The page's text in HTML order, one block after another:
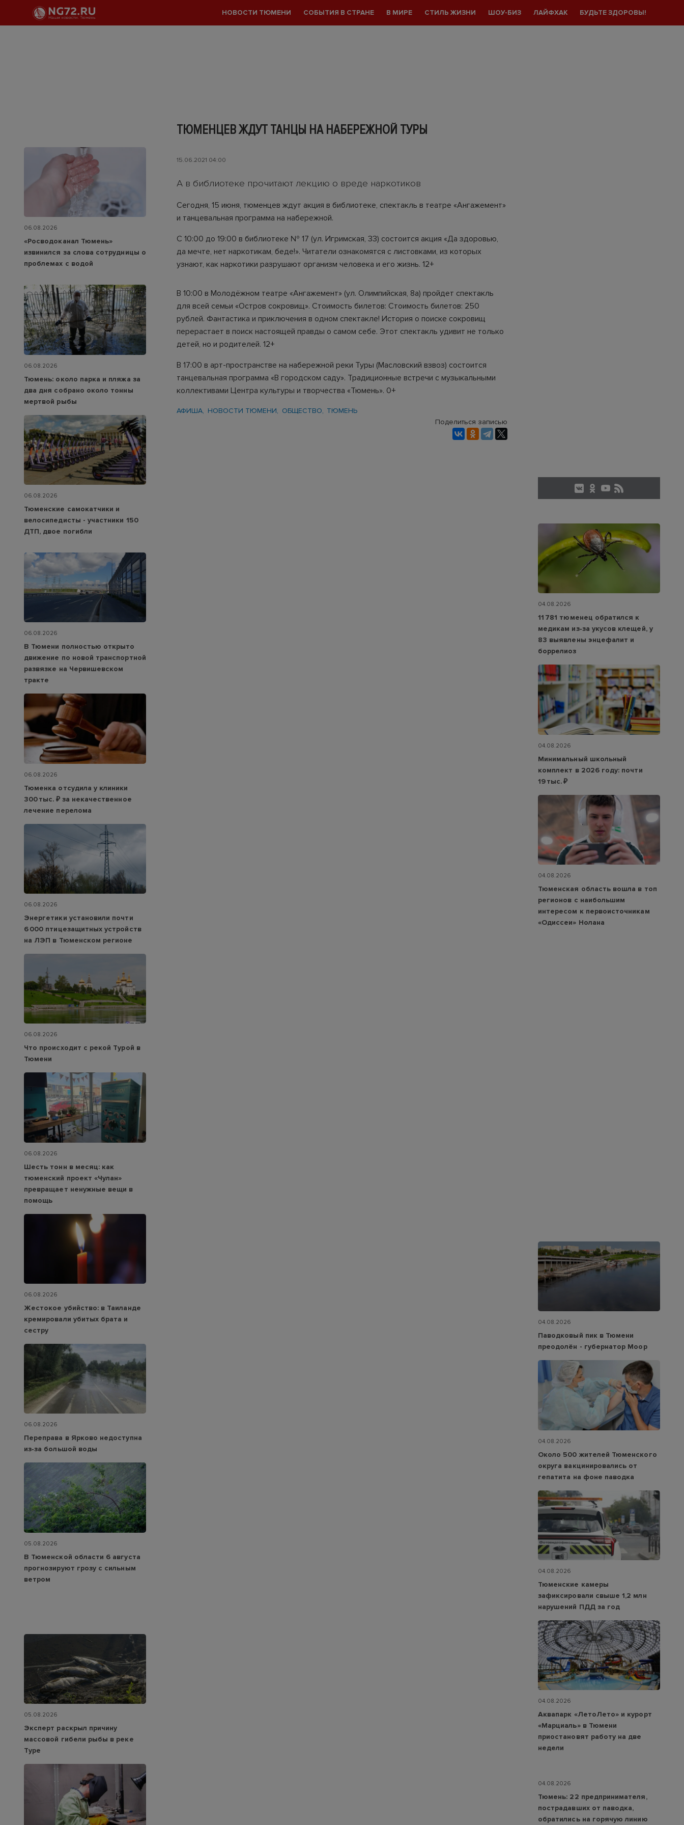
НОВОСТИ ТЮМЕНИ СОБЫТИЯ В СТРАНЕ В МИРЕ СТИЛЬ ЖИЗНИ ШОУ-БИЗ ЛАЙФХАК БУДЬТЕ ЗДОРОВЫ!
ТЮМЕНЦЕВ ЖДУТ ТАНЦЫ НА НАБЕРЕЖНОЙ ТУРЫ
15.06.2021 04:00
А в библиотеке прочитают лекцию о вреде наркотиков
Сегодня, 15 июня, тюменцев ждут акция в библиотеке, спектакль в театре «Ангажемент»
и танцевальная программа на набережной.
С 10:00 до 19:00 в библиотеке № 17 (ул. Игримская, 33) состоится акция «Да здоровью,
да мечте, нет наркотикам, беде!». Читатели ознакомятся с листовками, из которых
узнают, как наркотики разрушают организм человека и его жизнь. 12+
В 10:00 в Молодёжном театре «Ангажемент» (ул. Олимпийская, 8а) пройдет спектакль
для всей семьи «Остров сокровищ». Стоимость билетов: Стоимость билетов: 250
рублей. Фантастика и приключения в одном спектакле! История о поиске сокровищ
перерастает в поиск настоящей правды о самом себе. Этот спектакль удивит не только
детей, но и родителей. 12+
В 17:00 в арт-пространстве на набережной реки Туры (Масловский взвоз) состоится
танцевальная программа «В городском саду». Традиционные встречи с музыкальными
коллективами Центра культуры и творчества «Тюмень». 0+
АФИША НОВОСТИ ТЮМЕНИ ОБЩЕСТВО
ТЮМЕНЬ
Поделиться записью
06.08.2026
«Росводоканал Тюмень»
извинился за слова сотрудницы о
проблемах с водой
06.08.2026
Тюмень: около парка и пляжа за
два дня собрано около тонны
мертвой рыбы
06.08.2026
Тюменские самокатчики и
велосипедисты - участники 150
ДТП, двое погибли
06.08.2026
В Тюмени полностью открыто
движение по новой транспортной
развязке на Червишевском
тракте
06.08.2026
Тюменка отсудила у клиники
300 тыс. ₽ за некачественное
лечение перелома
06.08.2026
Энергетики установили почти
6 000 птицезащитных устройств
на ЛЭП в Тюменском регионе
06.08.2026
Что происходит с рекой Турой в
Тюмени
06.08.2026
Шесть тонн в месяц: как
тюменский проект «Чулан»
превращает ненужные вещи в
помощь
06.08.2026
Жестокое убийство: в Таиланде
кремировали убитых брата и
сестру
06.08.2026
Переправа в Ярково недоступна
из‑за большой воды
05.08.2026
В Тюменской области 6 августа
прогнозируют грозу с сильным
ветром
05.08.2026
Эксперт раскрыл причину
массовой гибели рыбы в реке
Туре
04.08.2026
11 781 тюменец обратился к
медикам из‑за укусов клещей, у
83 выявлены энцефалит и
боррелиоз
04.08.2026
Минимальный школьный
комплект в 2026 году: почти
19 тыс. ₽
04.08.2026
Тюменская область вошла в топ
регионов с наибольшим
интересом к первоисточникам
«Одиссеи» Нолана
04.08.2026
Паводковый пик в Тюмени
преодолён - губернатор Моор
04.08.2026
Около 500 жителей Тюменского
округа вакцинировались от
гепатита на фоне паводка
04.08.2026
Тюменские камеры
зафиксировали свыше 1,2 млн
нарушений ПДД за год
04.08.2026
Аквапарк «ЛетоЛето» и курорт
«Марциаль» в Тюмени
приостановят работу на две
недели
04.08.2026
Тюмень: 22 предпринимателя,
пострадавших от паводка,
обратились на горячую линию